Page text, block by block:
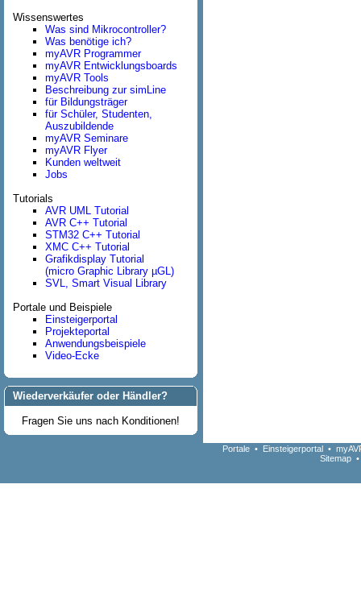
Wissenswertes
Was sind Mikrocontroller?
Was benötige ich?
myAVR Programmer
myAVR Entwicklungsboards
myAVR Tools
Beschreibung zur simLine
für Bildungsträger
für Schüler, Studenten,
Auszubildende
myAVR Seminare
myAVR Flyer
Kunden weltweit
Jobs
Tutorials
AVR UML Tutorial
AVR C++ Tutorial
STM32 C++ Tutorial
XMC C++ Tutorial
Grafikdisplay Tutorial
(micro Graphic Library µGL)
SVL, Smart Visual Library
Portale und Beispiele
Einsteigerportal
Projekteportal
Anwendungsbeispiele
Video-Ecke
Wiederverkäufer oder Händler?
Fragen Sie uns nach Konditionen!
Portale • Einsteigerportal •
Sitemap